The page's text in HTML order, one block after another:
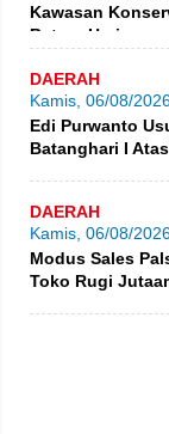
Kawasan
BatangHari
DAERAH
Kamis, 06/08/
Edi Purwanto
Batanghari I
DAERAH
Kamis, 06/08/
Modus Sales
Toko Rugi